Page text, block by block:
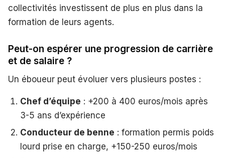
collectivités investissent de plus en plus dans la
formation de leurs agents.
Peut-on espérer une progression de carrière
et de salaire ?
Un éboueur peut évoluer vers plusieurs postes :
Chef d’équipe : +200 à 400 euros/mois après
3-5 ans d’expérience
Conducteur de benne : formation permis poids
lourd prise en charge, +150-250 euros/mois